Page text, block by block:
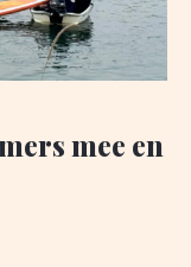
mee en